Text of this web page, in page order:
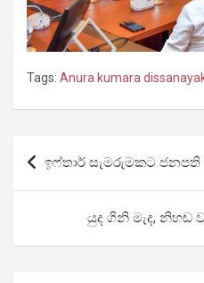
Tags: Anura kumara
Post
navigation
ඉෆ්තාර් සැමරුමකට
යුද ගිනි මැද,